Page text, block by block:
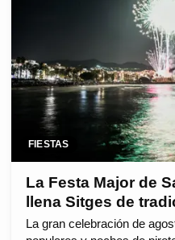
FIESTAS
La Festa Major de
llena Sitges de
La gran celebración de